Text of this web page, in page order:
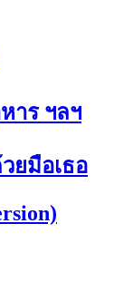
าร ฯลฯ
ยมือเธอ